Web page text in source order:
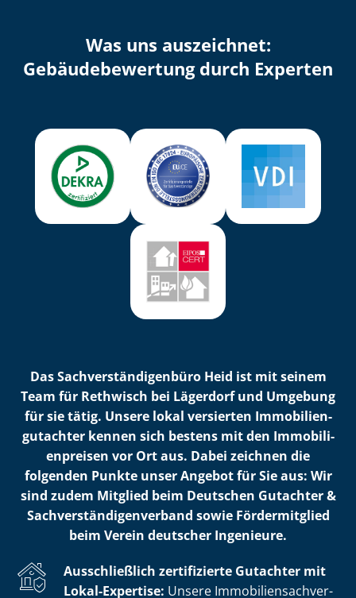
Was uns auszeichnet:
Ge­bäu­de­be­wer­tung durch Experten
Das Sach­ver­stän­di­gen­bü­ro Heid ist mit seinem
Team für Rethwisch bei Lägerdorf und Umgebung
für sie tätig. Unsere lokal versierten Im­mo­bi­li­en­
gut­ach­ter kennen sich bestens mit den Im­mo­bi­li­
en­prei­sen vor Ort aus. Dabei zeichnen die
folgenden Punkte unser Angebot für Sie aus: Wir
sind zudem Mitglied beim Deutschen Gutachter &
Sach­ver­stän­di­gen­ver­band sowie Fördermitglied
beim Verein deutscher Ingenieure.
Ausschließlich zertifizierte Gutachter mit
Lokal-Expertise: Unsere Im­mo­bi­li­en­sach­ver­